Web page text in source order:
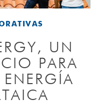
UN
PARA
ENERGÍA